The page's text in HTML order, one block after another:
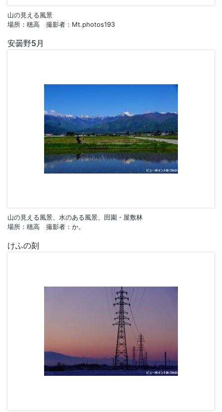
山の見える風景
場所：穂高 撮影者：Mt.photos193
安曇野5月
山の見える風景、水のある風景、田園・屋敷林
場所：穂高 撮影者：か。
けふの刻